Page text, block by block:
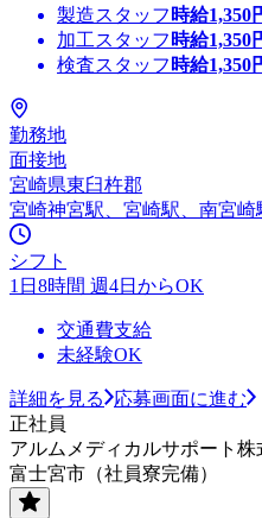
製造スタッフ 時給1,350
加工スタッフ 時給1,350
検査スタッフ 時給1,350
勤務地
面接地
宮崎県東臼杵郡
宮崎神宮駅、宮崎駅、南宮崎
シフト
1日8時間 週4日からOK
交通費支給
未経験OK
詳細を見る
応募画面に進む
正社員
アルムメディカルサポート
富士宮市（社員寮完備）